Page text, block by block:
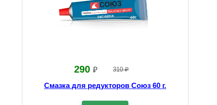
290 ₽ 310 ₽
Смазка для редукторов Союз 60 г.